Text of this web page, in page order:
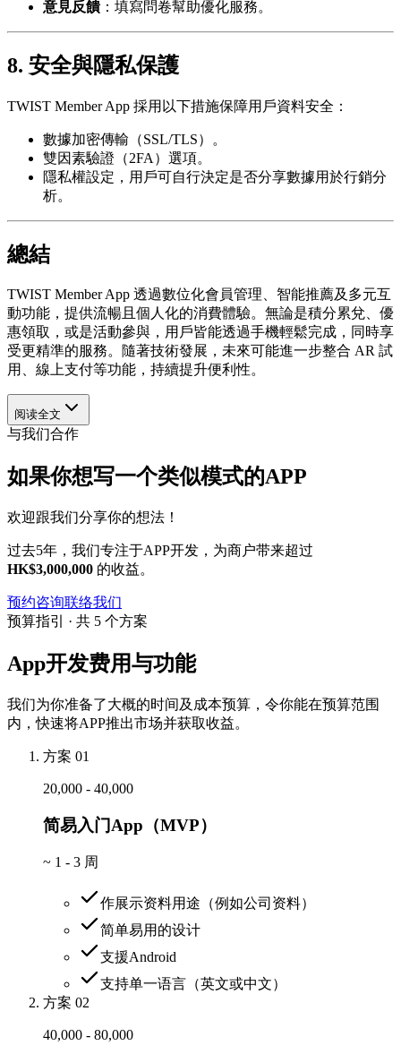
意見反饋：填寫問卷幫助優化服務。
8. 安全與隱私保護
TWIST Member App 採用以下措施保障用戶資料安全：
數據加密傳輸（SSL/TLS）。
雙因素驗證（2FA）選項。
隱私權設定，用戶可自行決定是否分享數據用於行銷分
析。
總結
TWIST Member App 透過數位化會員管理、智能推薦及多元互
動功能，提供流暢且個人化的消費體驗。無論是積分累兌、優
惠領取，或是活動參與，用戶皆能透過手機輕鬆完成，同時享
受更精準的服務。隨著技術發展，未來可能進一步整合 AR 試
用、線上支付等功能，持續提升便利性。
阅读全文
与我们合作
如果你想写一个类似模式的APP
欢迎跟我们分享你的想法！
过去5年，我们专注于APP开发，为商户带来超过
HK$3,000,000 的收益。
预约咨询联络我们
预算指引 · 共 5 个方案
App开发费用与功能
我们为你准备了大概的时间及成本预算，令你能在预算范围
内，快速将APP推出市场并获取收益。
方案 01
20,000 - 40,000
简易入门App（MVP）
~ 1 - 3 周
作展示资料用途（例如公司资料）
简单易用的设计
支援Android
支持单一语言（英文或中文）
方案 02
40,000 - 80,000